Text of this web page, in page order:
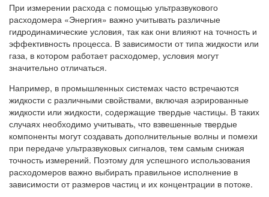
При измерении расхода с помощью ультразвукового
расходомера «Энергия» важно учитывать различные
гидродинамические условия, так как они влияют на точность и
эффективность процесса. В зависимости от типа жидкости или
газа, в котором работает расходомер, условия могут
значительно отличаться.
Например, в промышленных системах часто встречаются
жидкости с различными свойствами, включая аэрированные
жидкости или жидкости, содержащие твердые частицы. В таких
случаях необходимо учитывать, что взвешенные твердые
компоненты могут создавать дополнительные волны и помехи
при передаче ультразвуковых сигналов, тем самым снижая
точность измерений. Поэтому для успешного использования
расходомеров важно выбирать правильное исполнение в
зависимости от размеров частиц и их концентрации в потоке.